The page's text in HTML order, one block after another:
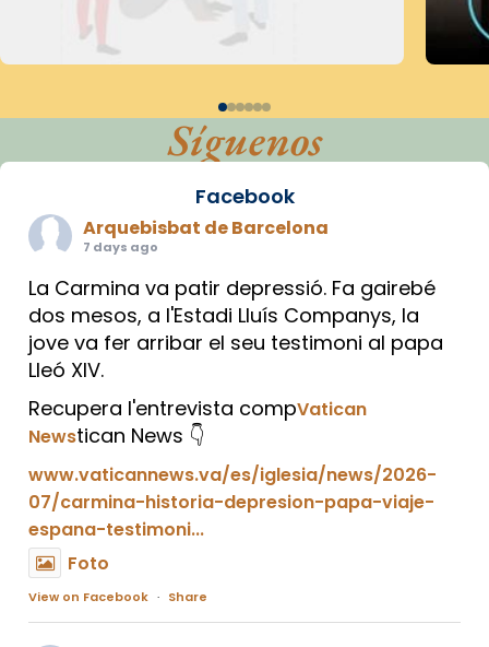
Síguenos
Facebook
Arquebisbat de Barcelona
7 days ago
La Carmina va patir depressió. Fa gairebé
dos mesos, a l'Estadi Lluís Companys, la
jove va fer arribar el seu testimoni al papa
Lleó XIV.
Recupera l'entrevista compVatican
Newstican News 👇
www.vaticannews.va/es/iglesia/news/2026-
07/carmina-historia-depresion-papa-viaje-
espana-testimoni...
Foto
View on Facebook · Share